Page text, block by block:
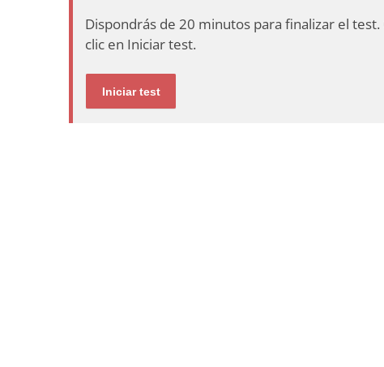
Dispondrás de 20 minutos para finalizar el test.
clic en Iniciar test.
Iniciar test